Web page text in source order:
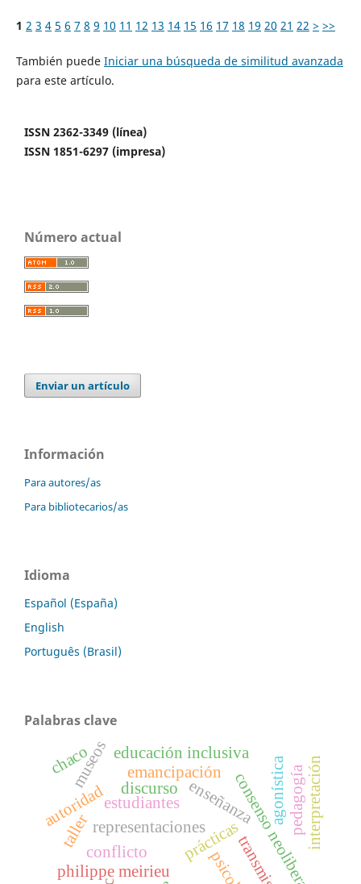
1 2 3 4 5 6 7 8 9 10 11 12 13 14 15 16 17 18 19 20 21 22 > >>
También puede Iniciar una búsqueda de similitud avanzada
para este artículo.
ISSN 2362-3349 (línea)
ISSN 1851-6297 (impresa)
Número actual
Enviar un artículo
Información
Para autores/as
Para bibliotecarios/as
Idioma
Español (España)
English
Português (Brasil)
Palabras clave
representaciones
estudiantes
prácticas
enseñanzaconsenso neoliberal
conflicto
agonística
philippe meirieu
pedagogía
autoridad
emancipación
taller
museos educación inclusiva
discurso
chaco interpretación